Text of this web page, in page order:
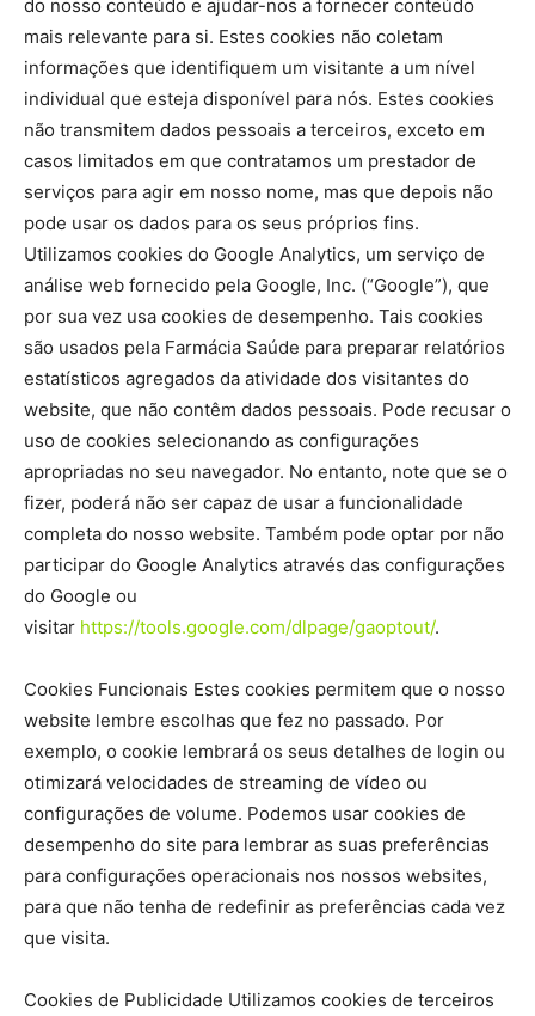
do nosso conteúdo e ajudar-nos a fornecer conteúdo
mais relevante para si. Estes cookies não coletam
informações que identifiquem um visitante a um nível
individual que esteja disponível para nós. Estes cookies
não transmitem dados pessoais a terceiros, exceto em
casos limitados em que contratamos um prestador de
serviços para agir em nosso nome, mas que depois não
pode usar os dados para os seus próprios fins.
Utilizamos cookies do Google Analytics, um serviço de
análise web fornecido pela Google, Inc. (“Google”), que
por sua vez usa cookies de desempenho. Tais cookies
são usados pela Farmácia Saúde para preparar relatórios
estatísticos agregados da atividade dos visitantes do
website, que não contêm dados pessoais. Pode recusar o
uso de cookies selecionando as configurações
apropriadas no seu navegador. No entanto, note que se o
fizer, poderá não ser capaz de usar a funcionalidade
completa do nosso website. Também pode optar por não
participar do Google Analytics através das configurações
do Google ou
visitar https://tools.google.com/dlpage/gaoptout/.
Cookies Funcionais Estes cookies permitem que o nosso
website lembre escolhas que fez no passado. Por
exemplo, o cookie lembrará os seus detalhes de login ou
otimizará velocidades de streaming de vídeo ou
configurações de volume. Podemos usar cookies de
desempenho do site para lembrar as suas preferências
para configurações operacionais nos nossos websites,
para que não tenha de redefinir as preferências cada vez
que visita.
Cookies de Publicidade Utilizamos cookies de terceiros